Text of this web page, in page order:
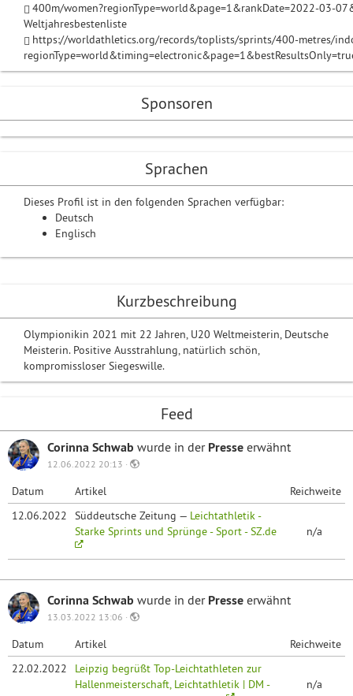
Kurzbeschreibung
Olympionikin 2021 mit 22 Jahren, U20 Weltmeisterin, Deutsche
Meisterin. Positive Ausstrahlung, natürlich schön,
kompromissloser Siegeswille.
Feed
Corinna Schwab wurde in der Presse erwähnt
12.06.2022 20:13 ·
Datum Artikel
Reichweite
12.06.2022
Süddeutsche Zeitung — Leichtathletik -
Starke Sprints und Sprünge - Sport - SZ.de
n/a
Corinna Schwab wurde in der Presse erwähnt
13.03.2022 13:06 ·
Datum Artikel
Reichweite
22.02.2022
Leipzig begrüßt Top-Leichtathleten zur
Hallenmeisterschaft, Leichtathletik | DM -
n/a
400m/women?regionType=world&page=1&rankDate=2022-03-
Weltjahresbestenliste
https://worldathletics.org/records/toplists/sprints/400-metres/
Sponsoren
Sprachen
Dieses Profil ist in den folgenden Sprachen verfügbar:
Deutsch
Englisch